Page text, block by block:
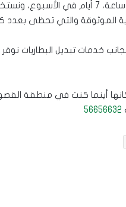
الموثوقة والتي تحظى بعدد
خدمات تبديل البطاريات نوفر
مكانها أينما كنت في منطقة
56656632